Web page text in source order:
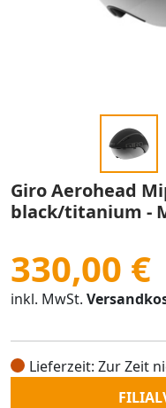
Giro Aerohead
black/titanium -
330,00 €
inkl. MwSt.
Lieferzeit: Zur Zeit